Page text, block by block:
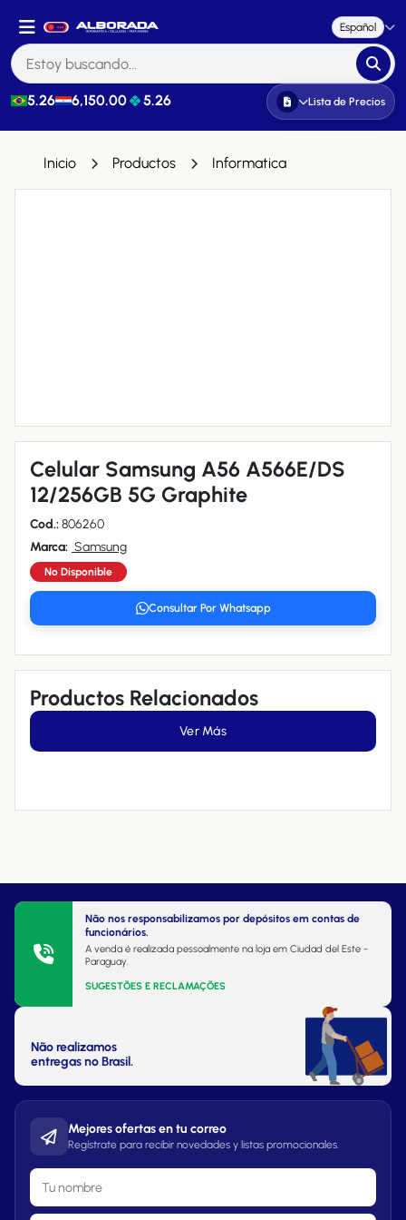
Español
5.26 6,150.00 5.26 Lista de Precios
Inicio Productos Informatica
Celular Samsung A56 A566E/DS
12/256GB 5G Graphite
Cod.:806260
Marca: Samsung
No Disponible
Consultar Por Whatsapp
Productos Relacionados
Ver Más
Não nos responsabilizamos por depósitos em contas de
funcionários.
A venda é realizada pessoalmente na loja em Ciudad del Este -
Paraguay.
SUGESTÕES E RECLAMAÇÕES
Não realizamos
entregas no Brasil.
Mejores ofertas en tu correo
Regístrate para recibir novedades y listas promocionales.